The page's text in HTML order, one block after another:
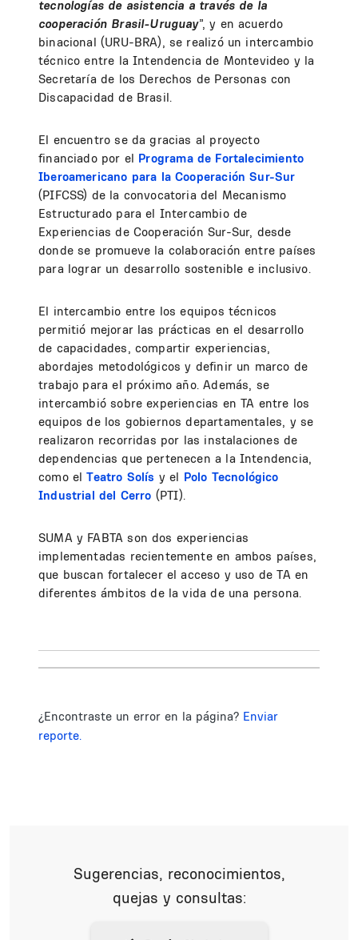
tecnologías de asistencia a través de la
cooperación Brasil-Uruguay”, y en acuerdo
binacional (URU-BRA), se realizó un intercambio
técnico entre la Intendencia de Montevideo y la
Secretaría de los Derechos de Personas con
Discapacidad de Brasil.
El encuentro se da gracias al proyecto
financiado por el Programa de Fortalecimiento
Iberoamericano para la Cooperación Sur-Sur
(PIFCSS) de la convocatoria del Mecanismo
Estructurado para el Intercambio de
Experiencias de Cooperación Sur-Sur, desde
donde se promueve la colaboración entre países
para lograr un desarrollo sostenible e inclusivo.
El intercambio entre los equipos técnicos
permitió mejorar las prácticas en el desarrollo
de capacidades, compartir experiencias,
abordajes metodológicos y definir un marco de
trabajo para el próximo año. Además, se
intercambió sobre experiencias en TA entre los
equipos de los gobiernos departamentales, y se
realizaron recorridas por las instalaciones de
dependencias que pertenecen a la Intendencia,
como elTeatro Solís y el Polo Tecnológico
Industrial del Cerro (PTI).
SUMA y FABTA son dos experiencias
implementadas recientemente en ambos países,
que buscan fortalecer el acceso y uso de TA en
diferentes ámbitos de la vida de una persona.
¿Encontraste un error en la página? Enviar
reporte.
Sugerencias, reconocimientos,
quejas y consultas: